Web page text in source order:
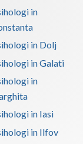
in
in Dolj
in Galati
in
in Iasi
in Ilfov